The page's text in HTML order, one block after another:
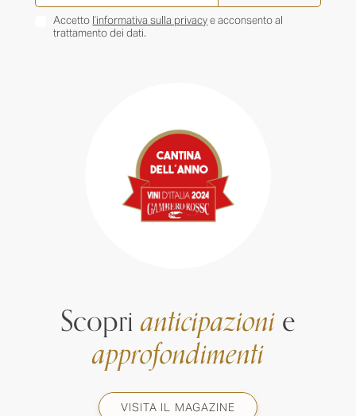
Accetto l’informativa sulla privacye acconsento al
trattamento dei dati.
Scoprianticipazionie
approfondimenti
VISITA IL MAGAZINE